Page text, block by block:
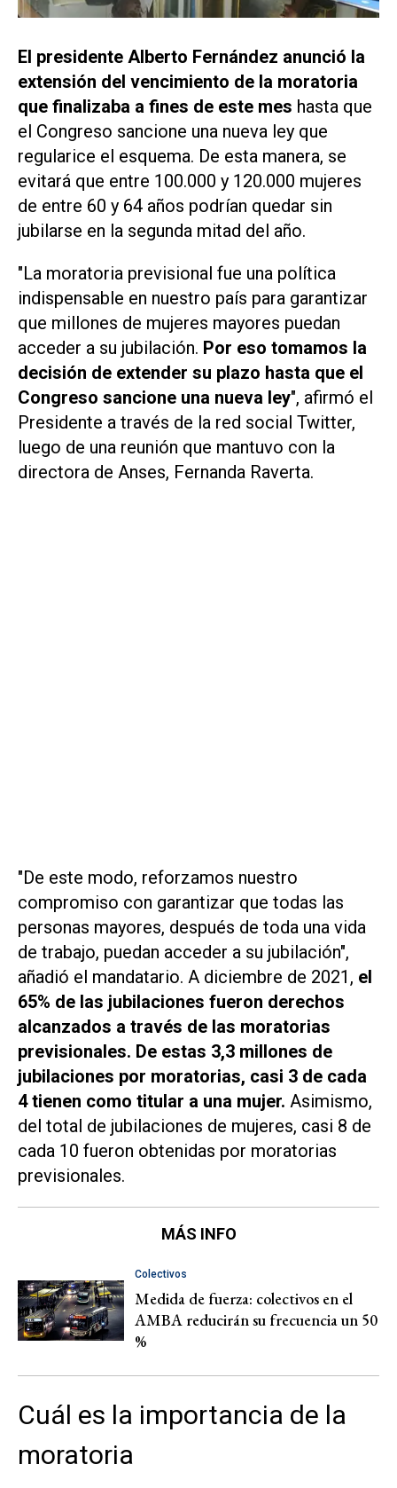
El presidente Alberto Fernández anunció la
extensión del vencimiento de la moratoria
que finalizaba a fines de este mes hasta que
el Congreso sancione una nueva ley que
regularice el esquema. De esta manera, se
evitará que entre 100.000 y 120.000 mujeres
de entre 60 y 64 años podrían quedar sin
jubilarse en la segunda mitad del año.
"La moratoria previsional fue una política
indispensable en nuestro país para garantizar
que millones de mujeres mayores puedan
acceder a su jubilación. Por eso tomamos la
decisión de extender su plazo hasta que el
Congreso sancione una nueva ley", afirmó el
Presidente a través de la red social Twitter,
luego de una reunión que mantuvo con la
directora de Anses, Fernanda Raverta.
"De este modo, reforzamos nuestro
compromiso con garantizar que todas las
personas mayores, después de toda una vida
de trabajo, puedan acceder a su jubilación",
añadió el mandatario. A diciembre de 2021, el
65% de las jubilaciones fueron derechos
alcanzados a través de las moratorias
previsionales. De estas 3,3 millones de
jubilaciones por moratorias, casi 3 de cada
4 tienen como titular a una mujer. Asimismo,
del total de jubilaciones de mujeres, casi 8 de
cada 10 fueron obtenidas por moratorias
previsionales.
MÁS INFO
Colectivos
Medida de fuerza: colectivos en el
AMBA reducirán su frecuencia un 50
%
Cuál es la importancia de la
moratoria